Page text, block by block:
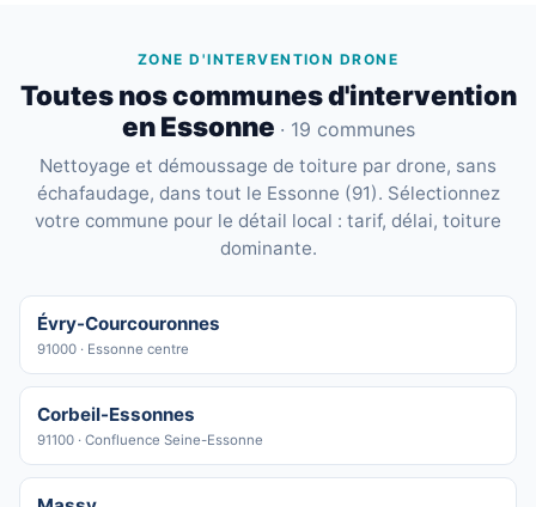
ZONE D'INTERVENTION DRONE
Toutes nos communes d'intervention
en Essonne · 19 communes
Nettoyage et démoussage de toiture par drone, sans
échafaudage, dans tout le Essonne (91). Sélectionnez
votre commune pour le détail local : tarif, délai, toiture
dominante.
Évry-Courcouronnes
91000 · Essonne centre
Corbeil-Essonnes
91100 · Confluence Seine-Essonne